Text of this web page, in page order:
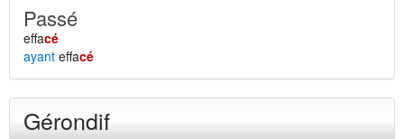
Passé
effacé
ayant effacé
Gérondif